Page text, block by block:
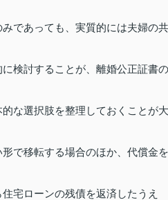
であっても、実質的には夫婦の共
検討することが、離婚公正証書の
な選択肢を整理しておくことが大
で移転する場合のほか、代償金を
宅ローンの残債を返済したうえ